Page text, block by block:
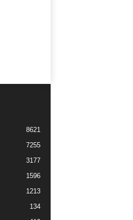
8621
7255
3177
1596
1213
134